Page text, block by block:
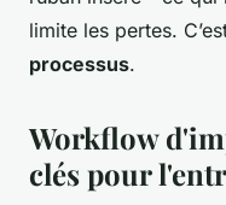
limite les pertes.
processus.
Workflow
clés pour